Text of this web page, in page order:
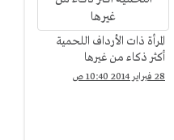
المرأة ذات الأرداف اللحمية
أكثر ذكاء من غيرها
28 فبراير 2014 10:40 ص